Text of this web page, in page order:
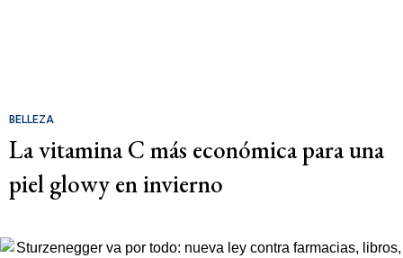
BELLEZA
La vitamina C más económica para una
piel glowy en invierno